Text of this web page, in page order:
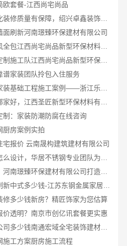
欧套餐-江西尚宅尚品
绍兴城区个性化装修质量有保障，绍兴卓鑫装饰材料有限公司严格品控
面刷新河南璟臻环保建材有限公司
江西装修原木风全包江西尚宅尚品新型环保材料有限公司
本地环保全屋定制施工队江西尚宅尚品新型环保材料有限公司
谱家装团队拎包入住服务
制：家装防潮防腐在线咨询
厨房案例实拍
宅报价 云南晟构建筑建材有限公司
汝州家装精装，河南璟臻环保建材有限公司打造理想空间
修多少钱新房？精匠饰家为您估算
价透明？南京市创亿讯套餐更实惠
靠谱全屋装修公司多少钱南通宏域全宅装饰建材有限公司
施工方案厨房施工流程